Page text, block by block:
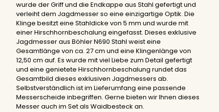
wurde der Griff und die Endkappe aus Stahl gefertigt und
verleiht dem Jagdmesser so eine einzigartige Optik. Die
Klinge besitzt eine Stahldicke von 5 mm und wurde mit
einer Hirschhornbeschalung eingefasst. Dieses exklusive
Jagdmesser aus Böhler N690 Stahl weist eine
Gesamtlänge von ca. 27 cm und eine Klingenlänge von
12,50 cm auf. Es wurde mit viel Liebe zum Detail gefertigt
und eine genietete Hirschhornbeschalung rundet das
Gesamtbild dieses exklusiven Jagdmessers ab.
Selbstverständlich ist im Lieferumfang eine passende
Messerscheide inbegriffen. Gerne bieten wir Ihnen dieses
Messer auch im Set als Waidbesteck an.